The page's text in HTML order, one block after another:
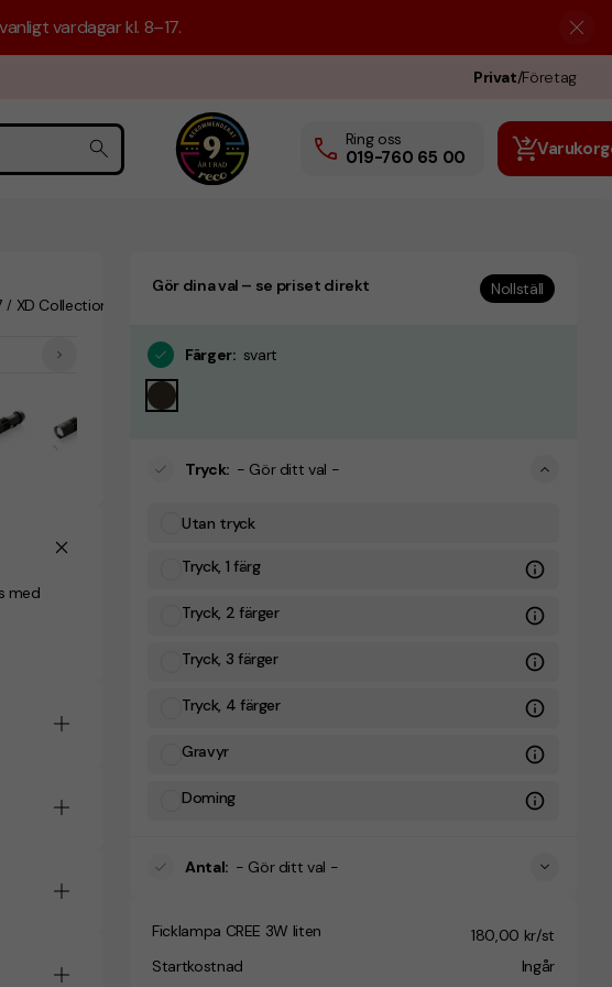
vardagar kl. 8–17.
Privat/Företag
Ring oss
019-760 65 00
/ XD Collection
med
Gör dina val – se priset direkt Nollställ
Färger: svart
Tryck: - Gör ditt val -
Utan tryck
Tryck, 1 färg
Tryck, 2 färger
Tryck, 3 färger
Tryck, 4 färger
Gravyr
Doming
Antal: - Gör ditt val -
Ficklampa CREE 3W liten
180,00 kr/st
Startkostnad
Ingår